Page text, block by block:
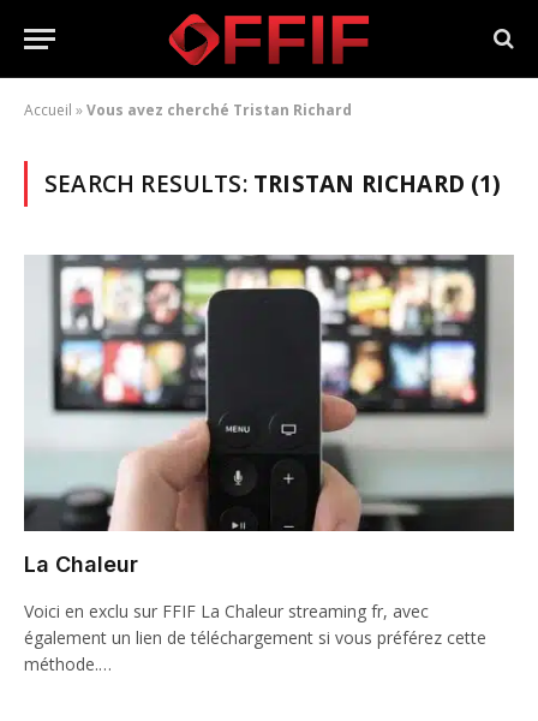
Accueil »Vous avez cherché Tristan Richard
SEARCH RESULTS: TRISTAN RICHARD (1)
La Chaleur
Voici en exclu sur FFIF La Chaleur streaming fr, avec
également un lien de téléchargement si vous préférez cette
méthode.…